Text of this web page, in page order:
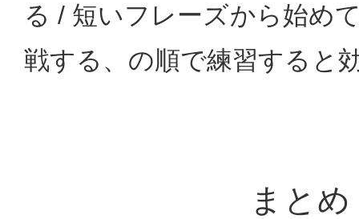
る / 短いフレーズから始め
戦する、の順で練習すると
まとめ